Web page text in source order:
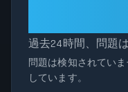
続問題を経験してい
カーは、サービスの可
確で最新の情報を提供
過去24時間、問題
問題は検知されてい
しています。